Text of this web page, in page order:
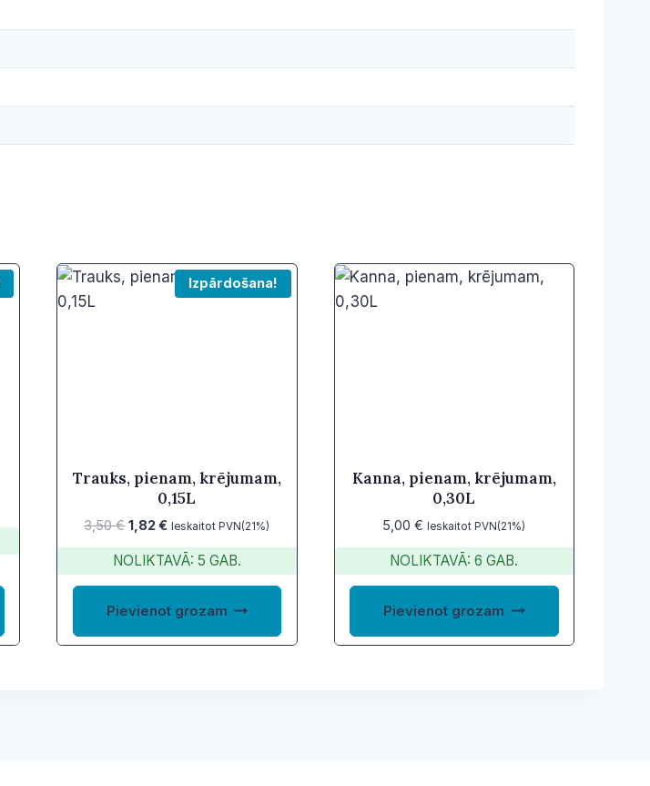
Izpārdošana!
Trauks, pienam, krējumam,
0,15L
3,50€ Original
price
was:
3,50 €.
1,82€Current
price
is:
1,82 €.
Ieskaitot PVN(21%)
NOLIKTAVĀ: 5 GAB.
Pievienot grozam
Kanna, pienam, krējumam,
0,30L
5,00€ Ieskaitot PVN(21%)
NOLIKTAVĀ: 6 GAB.
Pievienot grozam